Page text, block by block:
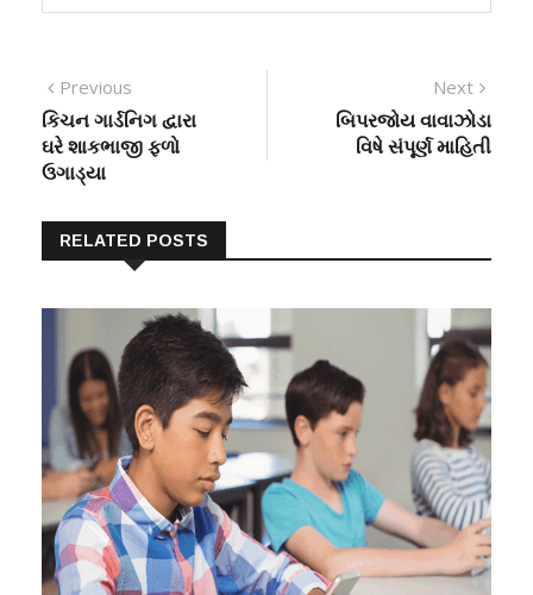
Previous
કિચન ગાર્ડનિગ દ્વારા
ઘરે શાકભાજી ફળો
ઉગાડ્યા
Next
બિપરજોય વાવાઝોડા
વિષે સંપૂર્ણ માહિતી
RELATED POSTS